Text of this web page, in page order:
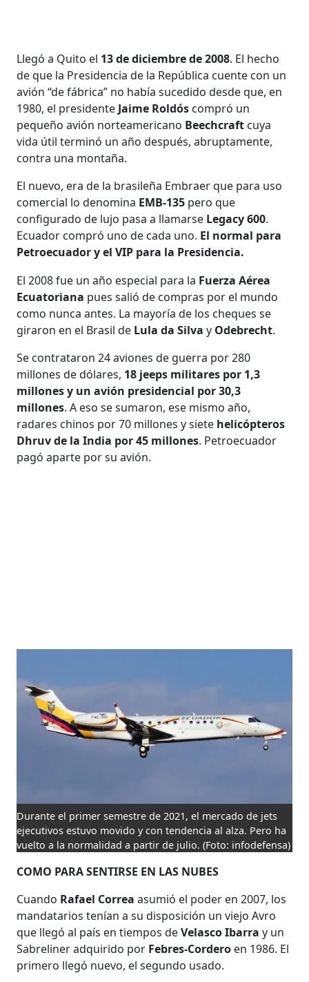
Llegó a Quito el 13 de diciembre de 2008. El hecho
de que la Presidencia de la República cuente con un
avión “de fábrica” no había sucedido desde que, en
1980, el presidente Jaime Roldós compró un
pequeño avión norteamericano Beechcraft cuya
vida útil terminó un año después, abruptamente,
contra una montaña.
El nuevo, era de la brasileña Embraer que para uso
comercial lo denomina EMB-135 pero que
configurado de lujo pasa a llamarse Legacy 600.
Ecuador compró uno de cada uno. El normal para
Petroecuador y el VIP para la Presidencia.
El 2008 fue un año especial para la Fuerza Aérea
Ecuatoriana pues salió de compras por el mundo
como nunca antes. La mayoría de los cheques se
giraron en el Brasil de Lula da Silva y Odebrecht.
Se contrataron 24 aviones de guerra por 280
millones de dólares, 18 jeeps militares por 1,3
millones y un avión presidencial por 30,3
millones. A eso se sumaron, ese mismo año,
radares chinos por 70 millones y siete helicópteros
Dhruv de la India por 45 millones. Petroecuador
pagó aparte por su avión.
Durante el primer semestre de 2021, el mercado de jets
ejecutivos estuvo movido y con tendencia al alza. Pero ha
vuelto a la normalidad a partir de julio.(Foto: infodefensa)
COMO PARA SENTIRSE EN LAS NUBES
Cuando Rafael Correaasumió el poder en 2007, los
mandatarios tenían a su disposición un viejo Avro
que llegó al país en tiempos deVelasco Ibarra y un
Sabreliner adquirido por Febres-Cordero en 1986. El
primero llegó nuevo, el segundo usado.